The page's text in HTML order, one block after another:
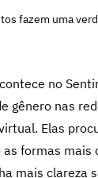
fazem uma
no
gênero nas
Elas
formas
mais clareza